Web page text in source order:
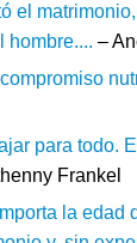
el
hombre.... –
para todo.
Frankel
la edad